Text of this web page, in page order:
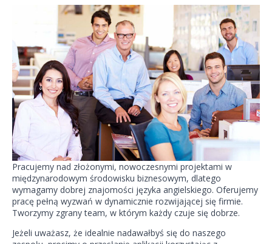
Pracujemy nad złożonymi, nowoczesnymi projektami w
międzynarodowym środowisku biznesowym, dlatego
wymagamy dobrej znajomości języka angielskiego. Oferujemy
pracę pełną wyzwań w dynamicznie rozwijającej się firmie.
Tworzymy zgrany team, w którym każdy czuje się dobrze.
Jeżeli uważasz, że idealnie nadawałbyś się do naszego